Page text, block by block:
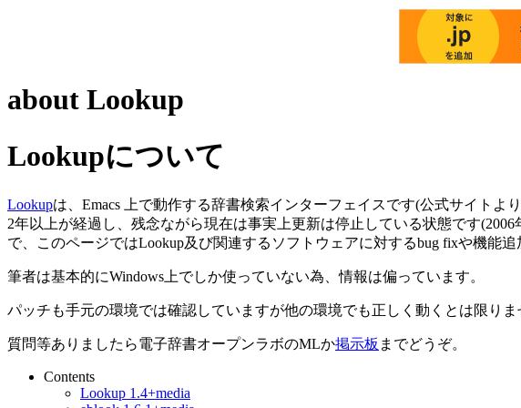
about Lookup
Lookupについて
Lookupは、Emacs 上で動作する辞書検索インターフェイスです(公式サイトよ
2年以上が経過し、残念ながら現在は事実上更新は停止している状態です
で、このページではLookup及び関連するソフトウェアに対するbug fixや機能
筆者は基本的にWindows上でしか使っていない為、情報は偏っています。
パッチも手元の環境では確認していますが他の環境でも正しく動くとは限りま
質問等ありましたら電子辞書オープンラボのMLか掲示板 までどうぞ。
Contents
Lookup 1.4+media